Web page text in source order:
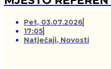
Pet, 03.07.2026
17:05
Natječaji, Novosti